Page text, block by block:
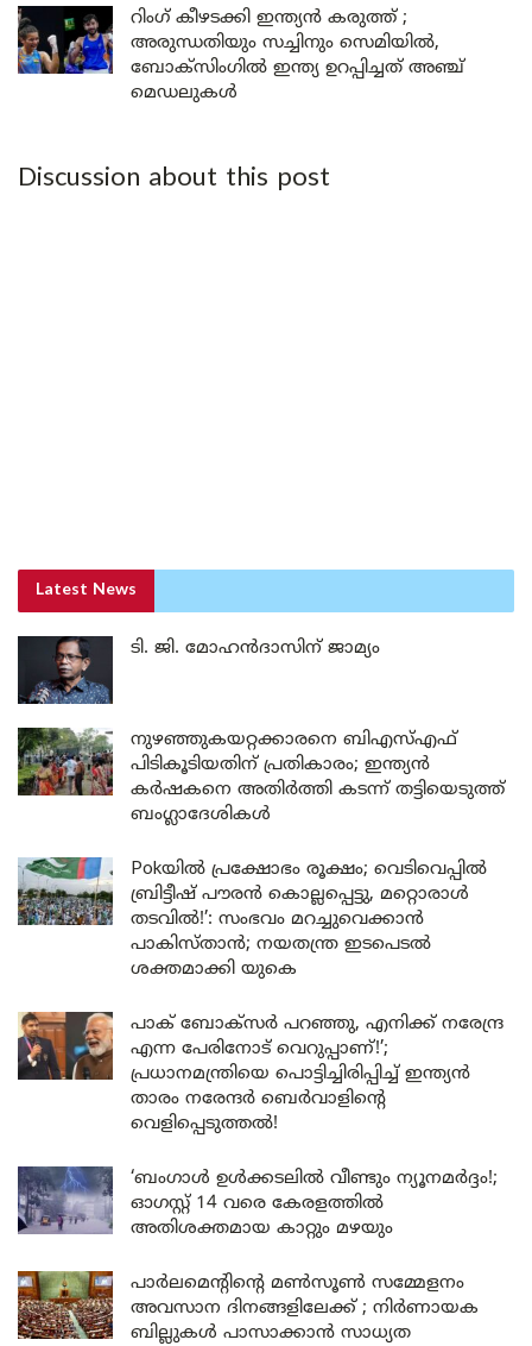
റിംഗ് കീഴടക്കി ഇന്ത്യൻ കരുത്ത് ;
അരുന്ധതിയും സച്ചിനും സെമിയിൽ,
ബോക്സിംഗിൽ ഇന്ത്യ ഉറപ്പിച്ചത് അഞ്ച്
മെഡലുകൾ
Discussion about this post
Latest News
ടി. ജി. മോഹൻദാസിന് ജാമ്യം
നുഴഞ്ഞുകയറ്റക്കാരനെ ബിഎസ്എഫ്
പിടികൂടിയതിന് പ്രതികാരം; ഇന്ത്യൻ
കർഷകനെ അതിർത്തി കടന്ന് തട്ടിയെടുത്ത്
ബംഗ്ലാദേശികൾ
Pokയിൽ പ്രക്ഷോഭം രൂക്ഷം; വെടിവെപ്പിൽ
ബ്രിട്ടീഷ് പൗരൻ കൊല്ലപ്പെട്ടു, മറ്റൊരാൾ
തടവിൽ!’: സംഭവം മറച്ചുവെക്കാൻ
പാകിസ്താൻ; നയതന്ത്ര ഇടപെടൽ
ശക്തമാക്കി യുകെ
പാക് ബോക്സർ പറഞ്ഞു, എനിക്ക് നരേന്ദ്ര
എന്ന പേരിനോട് വെറുപ്പാണ്!’;
പ്രധാനമന്ത്രിയെ പൊട്ടിച്ചിരിപ്പിച്ച് ഇന്ത്യൻ
താരം നരേന്ദർ ബെർവാളിന്റെ
വെളിപ്പെടുത്തൽ!
‘ബംഗാൾ ഉൾക്കടലിൽ വീണ്ടും ന്യൂനമർദ്ദം!;
ഓഗസ്റ്റ് 14 വരെ കേരളത്തിൽ
അതിശക്തമായ കാറ്റും മഴയും
പാർലമെന്റിന്റെ മൺസൂൺ സമ്മേളനം
അവസാന ദിനങ്ങളിലേക്ക് ; നിർണായക
ബില്ലുകൾ പാസാക്കാൻ സാധ്യത